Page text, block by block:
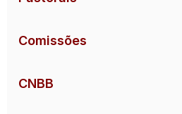
Comissões
CNBB